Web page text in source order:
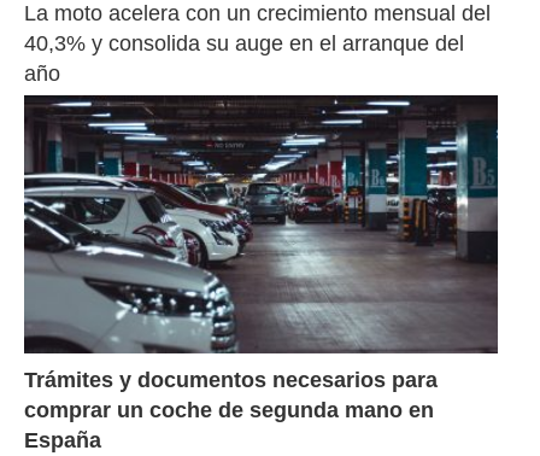
La moto acelera con un crecimiento mensual del
40,3% y consolida su auge en el arranque del
año
Trámites y documentos necesarios para
comprar un coche de segunda mano en
España